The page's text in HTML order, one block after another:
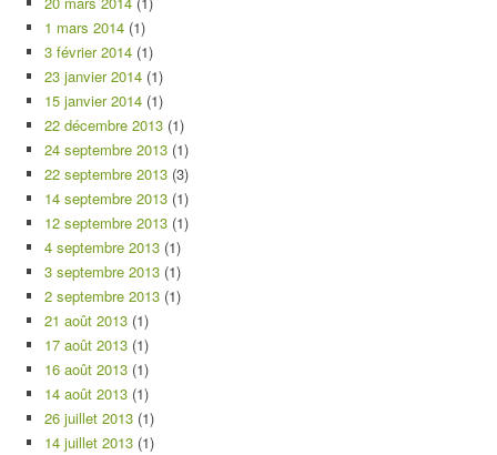
1 mars 2014 (1)
3 février 2014 (1)
23 janvier 2014 (1)
15 janvier 2014 (1)
22 décembre 2013 (1)
24 septembre 2013 (1)
22 septembre 2013 (3)
14 septembre 2013 (1)
12 septembre 2013 (1)
4 septembre 2013 (1)
3 septembre 2013 (1)
2 septembre 2013 (1)
21 août 2013 (1)
17 août 2013 (1)
16 août 2013 (1)
14 août 2013 (1)
26 juillet 2013 (1)
14 juillet 2013 (1)